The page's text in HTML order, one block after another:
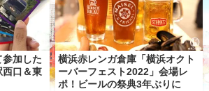
加した
西口＆東
横浜赤レンガ倉庫「横浜オクト
ーバーフェスト2022」会場レ
ポ！ビールの祭典3年ぶりに